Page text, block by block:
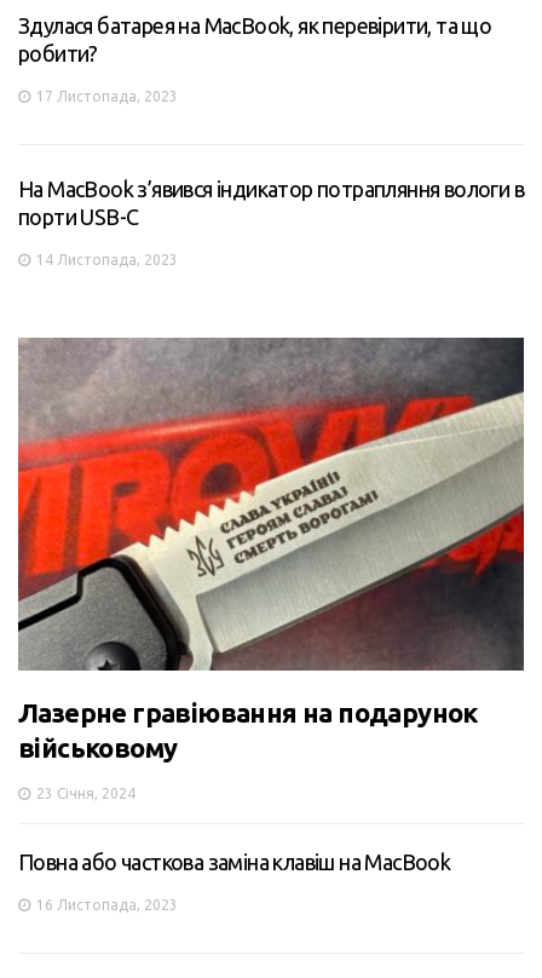
Здулася батарея на MacBook, як перевірити, та що
робити?
17 Листопада, 2023
На MacBook з’явився індикатор потрапляння вологи в
порти USB-C
14 Листопада, 2023
Лазерне гравіювання на подарунок
військовому
23 Січня, 2024
Повна або часткова заміна клавіш на MacBook
16 Листопада, 2023